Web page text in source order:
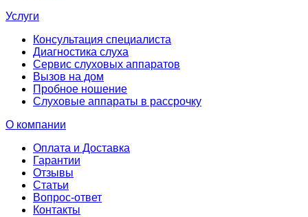
Услуги
Консультация специалиста
Диагностика слуха
Сервис слуховых аппаратов
Вызов на дом
Пробное ношение
Слуховые аппараты в рассрочку
О компании
Оплата и Доставка
Гарантии
Отзывы
Статьи
Вопрос-ответ
Контакты